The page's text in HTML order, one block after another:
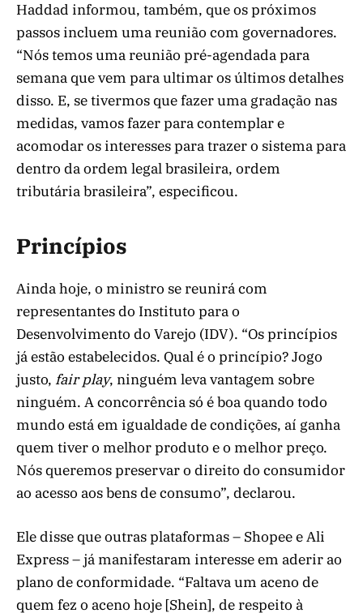
Haddad informou, também, que os próximos
passos incluem uma reunião com governadores.
“Nós temos uma reunião pré-agendada para
semana que vem para ultimar os últimos detalhes
disso. E, se tivermos que fazer uma gradação nas
medidas, vamos fazer para contemplar e
acomodar os interesses para trazer o sistema para
dentro da ordem legal brasileira, ordem
tributária brasileira”, especificou.
Princípios
Ainda hoje, o ministro se reunirá com
representantes do Instituto para o
Desenvolvimento do Varejo (IDV). “Os princípios
já estão estabelecidos. Qual é o princípio? Jogo
justo, fair play, ninguém leva vantagem sobre
ninguém. A concorrência só é boa quando todo
mundo está em igualdade de condições, aí ganha
quem tiver o melhor produto e o melhor preço.
Nós queremos preservar o direito do consumidor
ao acesso aos bens de consumo”, declarou.
Ele disse que outras plataformas – Shopee e Ali
Express – já manifestaram interesse em aderir ao
plano de conformidade. “Faltava um aceno de
quem fez o aceno hoje [Shein], de respeito à